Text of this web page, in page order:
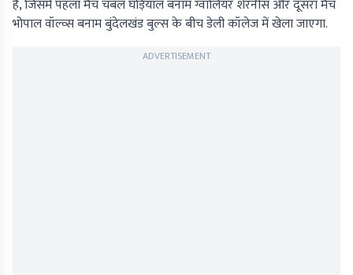
है, जिसमें पहला मैच चंबल घड़ियाल बनाम ग्वालियर शेरनीस और दूसरा मैच
भोपाल वॉल्व्स बनाम बुंदेलखंड बुल्स के बीच डेली कॉलेज में खेला जाएगा.
ADVERTISEMENT